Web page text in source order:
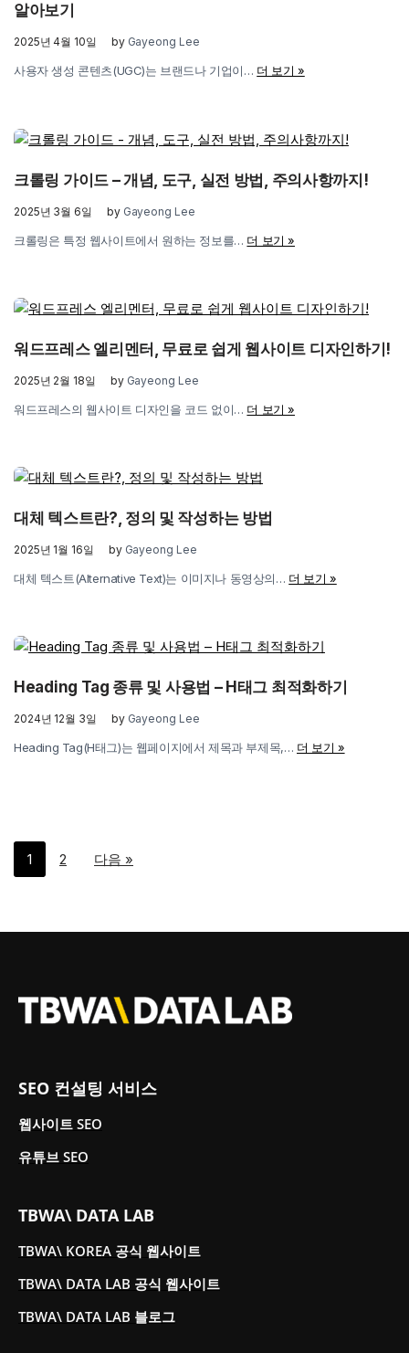
알아보기
2025년 4월 10일 by Gayeong Lee
사용자 생성 콘텐츠(UGC)는 브랜드나 기업이… 더 보기 »
크롤링 가이드 – 개념, 도구, 실전 방법, 주의사항까지!
2025년 3월 6일 by Gayeong Lee
크롤링은 특정 웹사이트에서 원하는 정보를… 더 보기 »
워드프레스 엘리멘터, 무료로 쉽게 웹사이트 디자인하기!
2025년 2월 18일 by Gayeong Lee
워드프레스의 웹사이트 디자인을 코드 없이… 더 보기 »
대체 텍스트란?, 정의 및 작성하는 방법
2025년 1월 16일 by Gayeong Lee
대체 텍스트(Alternative Text)는 이미지나 동영상의… 더 보기 »
Heading Tag 종류 및 사용법 – H태그 최적화하기
2024년 12월 3일 by Gayeong Lee
Heading Tag(H태그)는 웹페이지에서 제목과 부제목,… 더 보기 »
1 2 다음 »
SEO 컨설팅 서비스
웹사이트 SEO
유튜브 SEO
TBWA\ DATA LAB
TBWA\ KOREA 공식 웹사이트
TBWA\ DATA LAB 공식 웹사이트
TBWA\ DATA LAB 블로그